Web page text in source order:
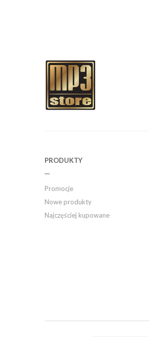
PRODUKTY
Promocje
Nowe produkty
Najczęściej kupowane